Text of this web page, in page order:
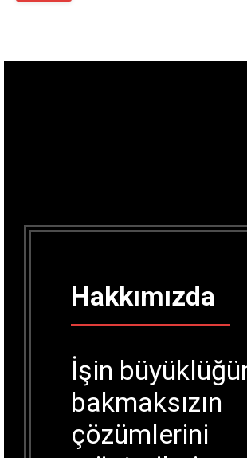
Hakkımızda
İşin
bakmaksızın
çözümlerini